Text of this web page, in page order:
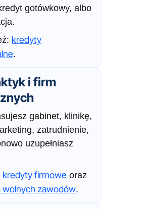
gotówkowy, albo
kredyty
.
i firm
gabinet, klinikę,
zatrudnienie,
uzupełniasz
kredyty firmowe oraz
wolnych zawodów.